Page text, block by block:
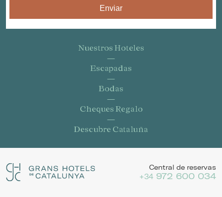
Enviar
Nuestros Hoteles
Escapadas
Bodas
Cheques Regalo
Descubre Cataluña
Central de reservas
+34 972 600 034